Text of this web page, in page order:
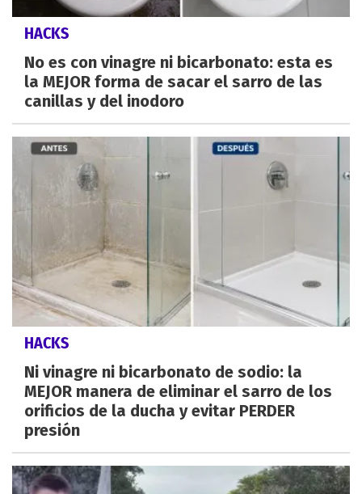
HACKS
No es con vinagre ni bicarbonato: esta es
la MEJOR forma de sacar el sarro de las
canillas y del inodoro
HACKS
Ni vinagre ni bicarbonato de sodio: la
MEJOR manera de eliminar el sarro de los
orificios de la ducha y evitar PERDER
presión